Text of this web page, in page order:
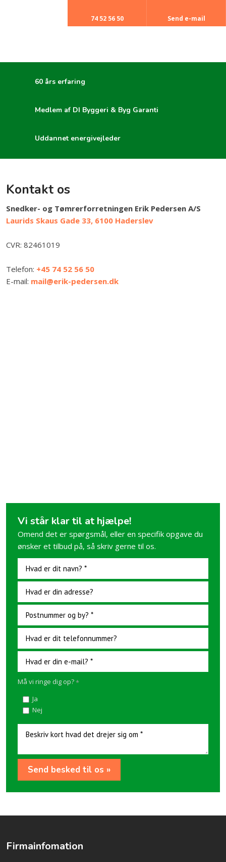
74 52 56 50​ Send e-mail​
60 års erfaring
Medlem af DI Byggeri & Byg Garanti
Uddannet energivejleder
Kontakt os​
Snedker- og Tømrerforretningen Erik Pedersen A/S
Laurids Skaus Gade 33, 6100 Haderslev​
CVR:​ 82461019
Telefon: +45 74 52 56 50
E-mail: mail@erik-pedersen.dk​
Vi står klar til at hjælpe!​
Omend det ​er spørgsmål, eller en specifik opgave du
ønsker et tilbud på, så skriv gerne til os.
Må vi ringe dig op?*
Ja
Nej
Firmainfomation